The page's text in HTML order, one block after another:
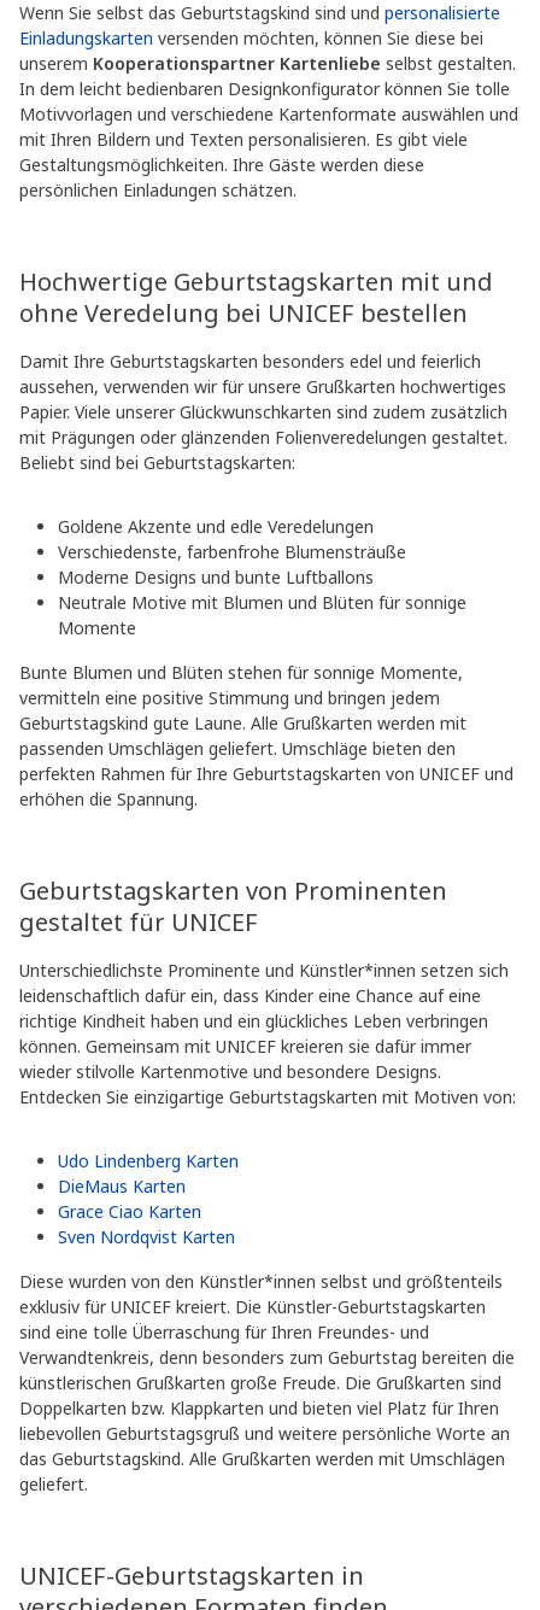
Wenn Sie selbst das Geburtstagskind sind und personalisierte
Einladungskarten versenden möchten, können Sie diese bei
unserem Kooperationspartner Kartenliebe selbst gestalten.
In dem leicht bedienbaren Designkonfigurator können Sie tolle
Motivvorlagen und verschiedene Kartenformate auswählen und
mit Ihren Bildern und Texten personalisieren. Es gibt viele
Gestaltungsmöglichkeiten. Ihre Gäste werden diese
persönlichen Einladungen schätzen.
Hochwertige Geburtstagskarten mit und
ohne Veredelung bei UNICEF bestellen
Damit Ihre Geburtstagskarten besonders edel und feierlich
aussehen, verwenden wir für unsere Grußkarten hochwertiges
Papier. Viele unserer Glückwunschkarten sind zudem zusätzlich
mit Prägungen oder glänzenden Folienveredelungen gestaltet.
Beliebt sind bei Geburtstagskarten:
Goldene Akzente und edle Veredelungen
Verschiedenste, farbenfrohe Blumensträuße
Moderne Designs und bunte Luftballons
Neutrale Motive mit Blumen und Blüten für sonnige
Momente
Bunte Blumen und Blüten stehen für sonnige Momente,
vermitteln eine positive Stimmung und bringen jedem
Geburtstagskind gute Laune. Alle Grußkarten werden mit
passenden Umschlägen geliefert. Umschläge bieten den
perfekten Rahmen für Ihre Geburtstagskarten von UNICEF und
erhöhen die Spannung.
Geburtstagskarten von Prominenten
gestaltet für UNICEF
Unterschiedlichste Prominente und Künstler*innen setzen sich
leidenschaftlich dafür ein, dass Kinder eine Chance auf eine
richtige Kindheit haben und ein glückliches Leben verbringen
können. Gemeinsam mit UNICEF kreieren sie dafür immer
wieder stilvolle Kartenmotive und besondere Designs.
Entdecken Sie einzigartige Geburtstagskarten mit Motiven von:
Udo Lindenberg Karten
DieMaus Karten
Grace Ciao Karten
Sven Nordqvist Karten
Diese wurden von den Künstler*innen selbst und größtenteils
exklusiv für UNICEF kreiert. Die Künstler-Geburtstagskarten
sind eine tolle Überraschung für Ihren Freundes- und
Verwandtenkreis, denn besonders zum Geburtstag bereiten die
künstlerischen Grußkarten große Freude. Die Grußkarten sind
Doppelkarten bzw. Klappkarten und bieten viel Platz für Ihren
liebevollen Geburtstagsgruß und weitere persönliche Worte an
das Geburtstagskind. Alle Grußkarten werden mit Umschlägen
geliefert.
UNICEF-Geburtstagskarten in